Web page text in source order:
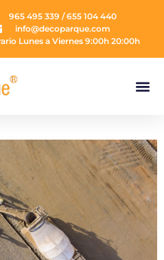
965 495 339 / 655 104 440
info@decoparque.com
Lunes a Viernes 9:00h 20:00h